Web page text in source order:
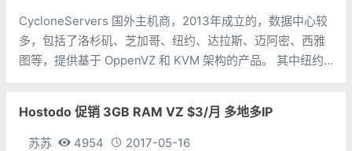
CycloneServers 国外主机商，2013年成立的，数据中心较
多，包括了洛杉矶、芝加哥、纽约、达拉斯、迈阿密、西雅
图等，提供基于 OppenVZ 和 KVM 架构的产品。 其中纽约
Hostodo 促销 3GB RAM VZ $3/月 多地多IP
苏苏 4954
2017-05-16